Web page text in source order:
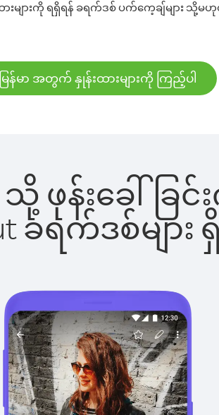
းများကို ရရှိရန် ခရက်ဒစ် ပက်ကေ့ချ်များ
မြန်မာ အတွက် နှုန်းထားများကို ကြည့်ပါ
ာ သို့ ဖုန်းခေ
ခရက်ဒစ်မျာ